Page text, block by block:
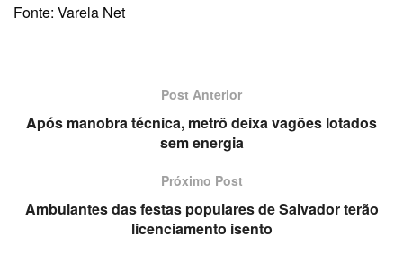
Fonte: Varela Net
Post Anterior
Após manobra técnica, metrô deixa vagões lotados
sem energia
Próximo Post
Ambulantes das festas populares de Salvador terão
licenciamento isento